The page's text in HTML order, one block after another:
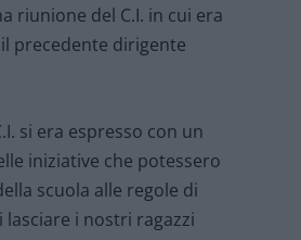
riunione del C.I. in cui era
precedente dirigente
si era espresso con un
iniziative che potessero
scuola alle regole di
i nostri ragazzi